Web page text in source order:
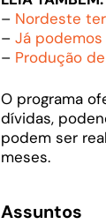
– Nordeste
– Já podemos
– Produção
O programa
dívidas,
podem ser
meses.
Assuntos